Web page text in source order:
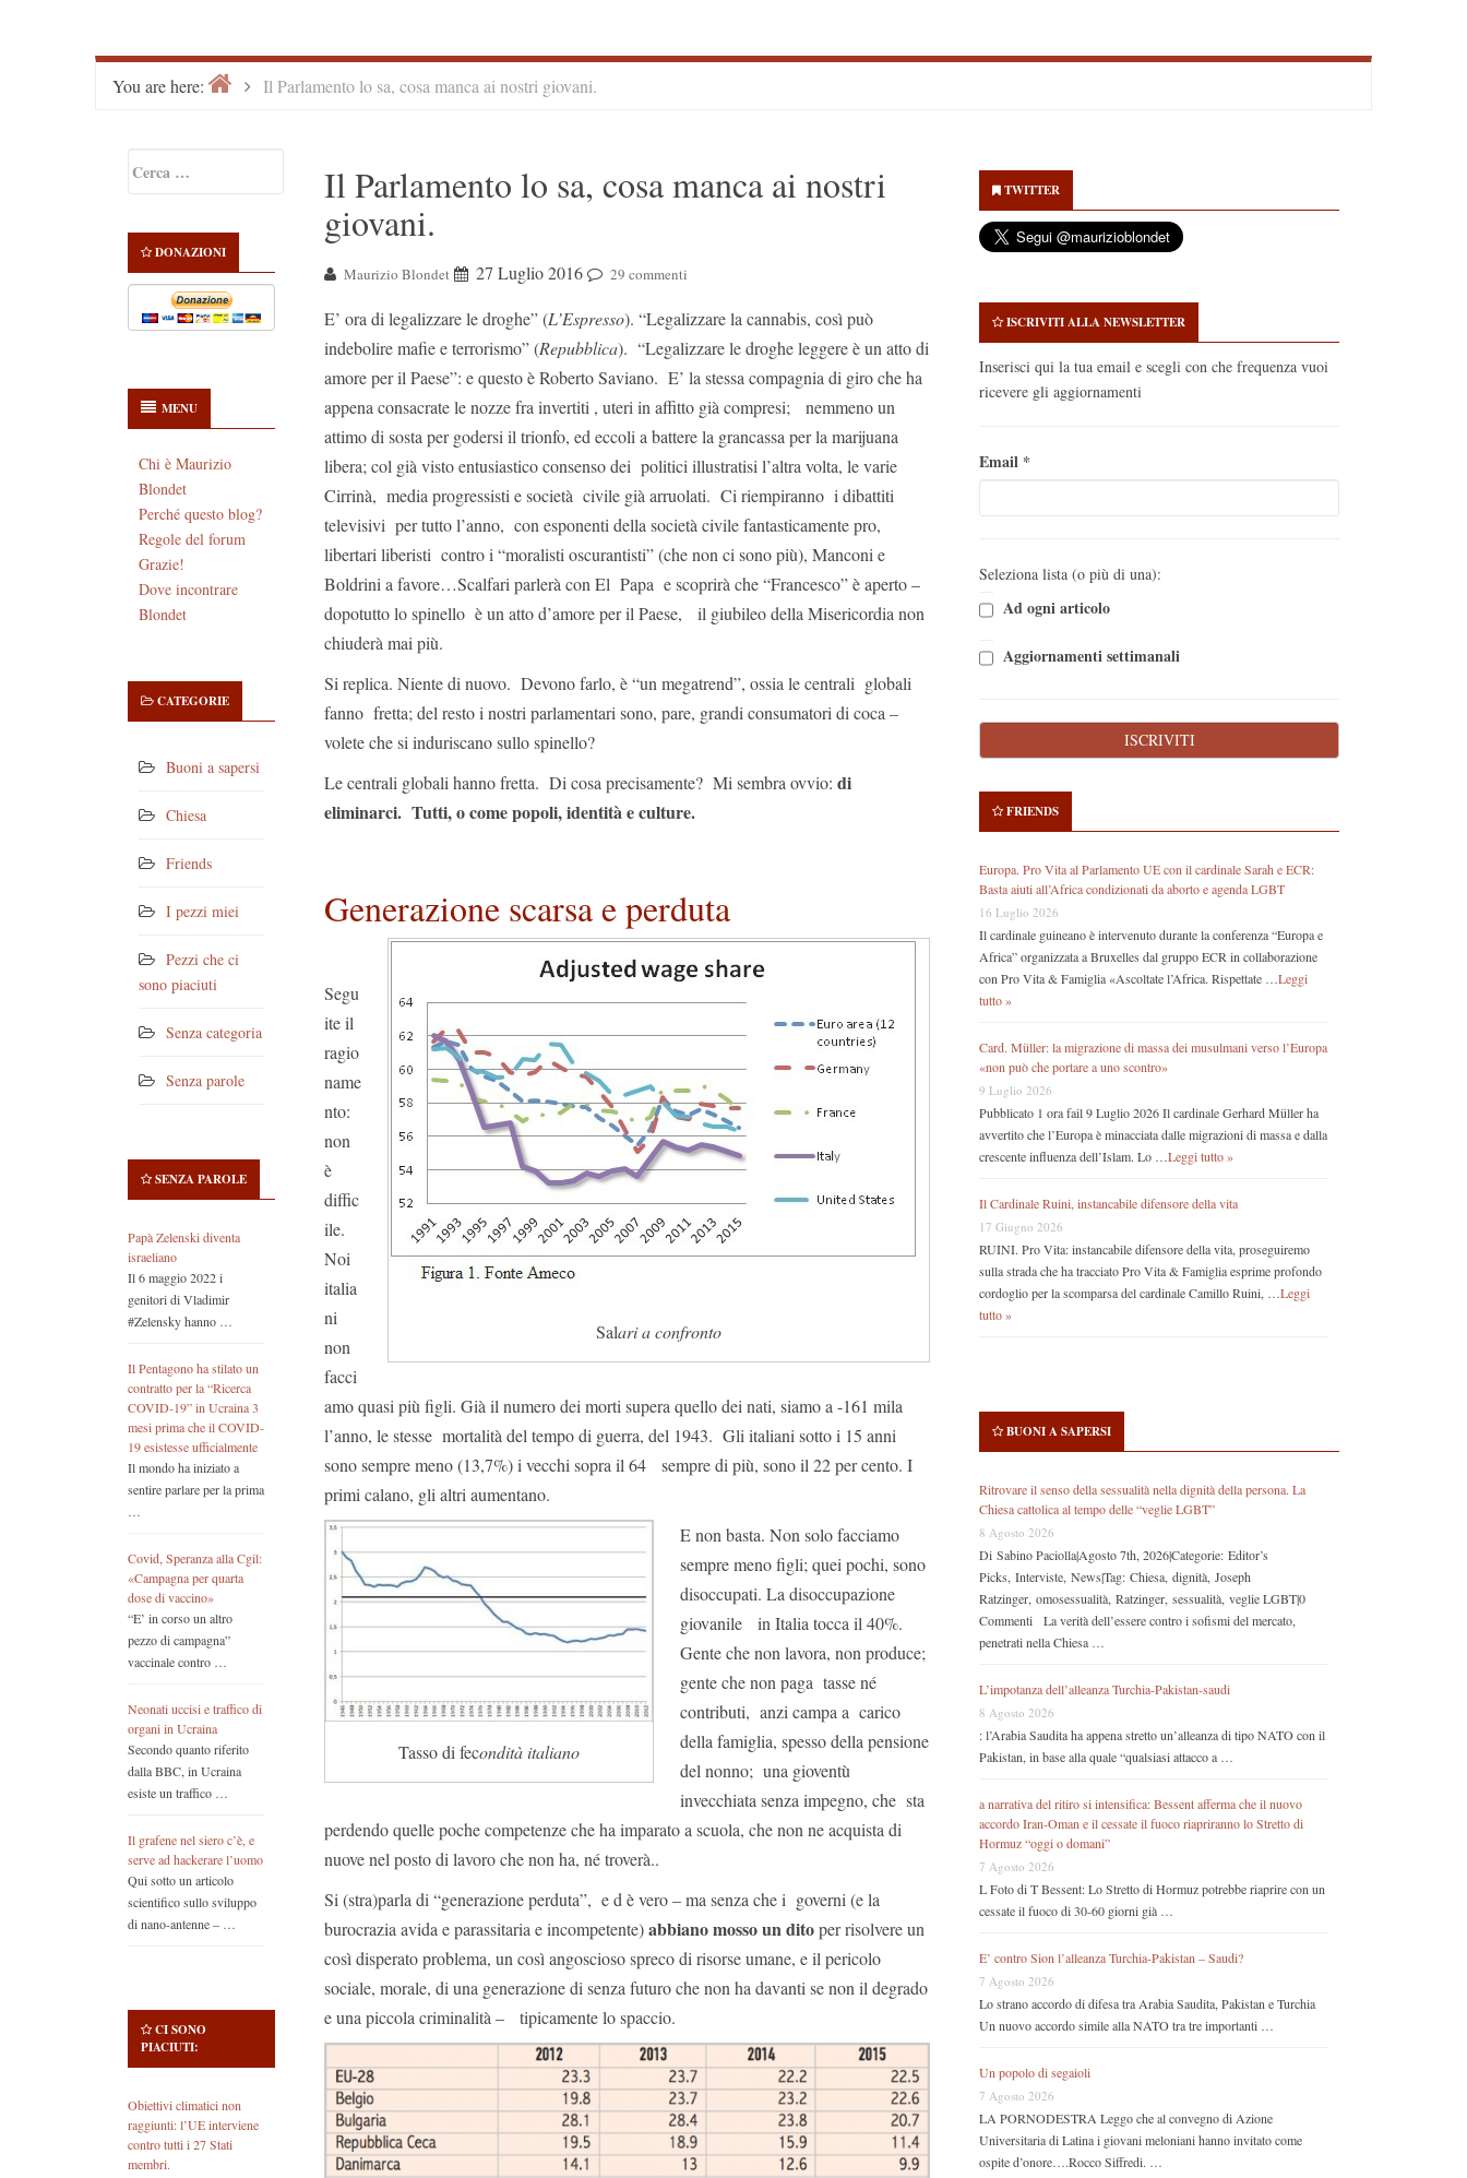
You are here: HomeIl Parlamento lo sa, cosa manca ai nostri giovani.
Sidebar
per:
DONAZIONI
MENU
Chi è Maurizio
Blondet
Perché questo blog?
Regole del forum
Grazie!
Dove incontrare
Blondet
CATEGORIE
Buoni a sapersi
Chiesa
Friends
I pezzi miei
Pezzi che ci
sono piaciuti
Senza categoria
Senza parole
SENZA PAROLE
Papà Zelenski diventa
israeliano
Il 6 maggio 2022 i
genitori di Vladimir
#Zelensky hanno …
Il Pentagono ha stilato un
contratto per la “Ricerca
COVID-19” in Ucraina 3
mesi prima che il COVID-
19 esistesse ufficialmente
Il mondo ha iniziato a
sentire parlare per la prima
…
Covid, Speranza alla Cgil:
«Campagna per quarta
dose di vaccino»
“E’ in corso un altro
pezzo di campagna”
vaccinale contro …
Neonati uccisi e traffico di
organi in Ucraina
Secondo quanto riferito
dalla BBC, in Ucraina
esiste un traffico …
Il grafene nel siero c’è, e
serve ad hackerare l’uomo
Qui sotto un articolo
scientifico sullo sviluppo
di nano-antenne – …
CI SONO
PIACIUTI:
Obiettivi climatici non
raggiunti: l’UE interviene
contro tutti i 27 Stati
membri.
Il Parlamento lo sa, cosa manca ai nostri
giovani.
Maurizio Blondet 27 Luglio 2016 29 commenti
E’ ora di legalizzare le droghe” (L’Espresso). “Legalizzare la cannabis, così può
indebolire mafie e terrorismo” (Repubblica). “Legalizzare le droghe leggere è un atto di
amore per il Paese”: e questo è Roberto Saviano. E’ la stessa compagnia di giro che ha
appena consacrate le nozze fra invertiti , uteri in affitto già compresi; nemmeno un
attimo di sosta per godersi il trionfo, ed eccoli a battere la grancassa per la marijuana
libera; col già visto entusiastico consenso dei politici illustratisi l’altra volta, le varie
Cirrinà, media progressisti e società civile già arruolati. Ci riempiranno i dibattiti
televisivi per tutto l’anno, con esponenti della società civile fantasticamente pro,
libertari liberisti contro i “moralisti oscurantisti” (che non ci sono più), Manconi e
Boldrini a favore…Scalfari parlerà con El Papa e scoprirà che “Francesco” è aperto –
dopotutto lo spinello è un atto d’amore per il Paese, il giubileo della Misericordia non
chiuderà mai più.
Si replica. Niente di nuovo. Devono farlo, è “un megatrend”, ossia le centrali globali
fanno fretta; del resto i nostri parlamentari sono, pare, grandi consumatori di coca –
volete che si induriscano sullo spinello?
Le centrali globali hanno fretta. Di cosa precisamente? Mi sembra ovvio: di
eliminarci. Tutti, o come popoli, identità e culture.
Generazione scarsa e perduta
Salari a confronto
Segu
ite il
ragio
name
nto:
non
è
diffic
ile.
Noi
italia
ni
non
facci
amo quasi più figli. Già il numero dei morti supera quello dei nati, siamo a -161 mila
l’anno, le stesse mortalità del tempo di guerra, del 1943. Gli italiani sotto i 15 anni
sono sempre meno (13,7%) i vecchi sopra il 64 sempre di più, sono il 22 per cento. I
primi calano, gli altri aumentano.
Tasso di fecondità italiano
E non basta. Non solo facciamo
sempre meno figli; quei pochi, sono
disoccupati. La disoccupazione
giovanile in Italia tocca il 40%.
Gente che non lavora, non produce;
gente che non paga tasse né
contributi, anzi campa a carico
della famiglia, spesso della pensione
del nonno; una gioventù
invecchiata senza impegno, che sta
perdendo quelle poche competenze che ha imparato a scuola, che non ne acquista di
nuove nel posto di lavoro che non ha, né troverà..
Si (stra)parla di “generazione perduta”, e d è vero – ma senza che i governi (e la
burocrazia avida e parassitaria e incompetente)abbiano mosso un ditoper risolvere un
così disperato problema, un così angoscioso spreco di risorse umane, e il pericolo
sociale, morale, di una generazione di senza futuro che non ha davanti se non il degrado
e una piccola criminalità – tipicamente lo spaccio.
Sidebar
TWITTER
ISCRIVITI ALLA NEWSLETTER
Inserisci qui la tua email e scegli con che frequenza vuoi
ricevere gli aggiornamenti
Email *
Seleziona lista (o più di una):
Ad ogni articolo
Aggiornamenti settimanali
FRIENDS
Europa. Pro Vita al Parlamento UE con il cardinale Sarah e ECR:
Basta aiuti all’Africa condizionati da aborto e agenda LGBT
16 Luglio 2026
Il cardinale guineano è intervenuto durante la conferenza “Europa e
Africa” organizzata a Bruxelles dal gruppo ECR in collaborazione
con Pro Vita & Famiglia «Ascoltate l’Africa. Rispettate … Leggi
tutto »
Card. Müller: la migrazione di massa dei musulmani verso l’Europa
«non può che portare a uno scontro»
9 Luglio 2026
Pubblicato 1 ora fail 9 Luglio 2026 Il cardinale Gerhard Müller ha
avvertito che l’Europa è minacciata dalle migrazioni di massa e dalla
crescente influenza dell’Islam. Lo … Leggi tutto »
Il Cardinale Ruini, instancabile difensore della vita
17 Giugno 2026
RUINI. Pro Vita: instancabile difensore della vita, proseguiremo
sulla strada che ha tracciato Pro Vita & Famiglia esprime profondo
cordoglio per la scomparsa del cardinale Camillo Ruini, … Leggi
tutto »
BUONI A SAPERSI
Ritrovare il senso della sessualità nella dignità della persona. La
Chiesa cattolica al tempo delle “veglie LGBT”
8 Agosto 2026
Di Sabino Paciolla|Agosto 7th, 2026|Categorie: Editor’s
Picks, Interviste, News|Tag: Chiesa, dignità, Joseph
Ratzinger, omosessualità, Ratzinger, sessualità, veglie LGBT|0
Commenti La verità dell’essere contro i sofismi del mercato,
penetrati nella Chiesa …
L’impotanza dell’alleanza Turchia-Pakistan-saudi
8 Agosto 2026
: l’Arabia Saudita ha appena stretto un’alleanza di tipo NATO con il
Pakistan, in base alla quale “qualsiasi attacco a …
a narrativa del ritiro si intensifica: Bessent afferma che il nuovo
accordo Iran-Oman e il cessate il fuoco riapriranno lo Stretto di
Hormuz “oggi o domani”
7 Agosto 2026
L Foto di T Bessent: Lo Stretto di Hormuz potrebbe riaprire con un
cessate il fuoco di 30-60 giorni già …
E’ contro Sion l’alleanza Turchia-Pakistan – Saudi?
7 Agosto 2026
Lo strano accordo di difesa tra Arabia Saudita, Pakistan e Turchia
Un nuovo accordo simile alla NATO tra tre importanti …
Un popolo di segaioli
7 Agosto 2026
LA PORNODESTRA Leggo che al convegno di Azione
Universitaria di Latina i giovani meloniani hanno invitato come
ospite d’onore….Rocco Siffredi. …